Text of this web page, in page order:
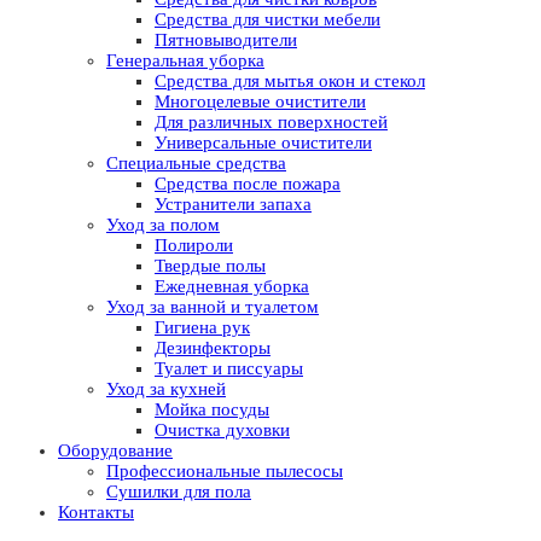
Средства для чистки мебели
Пятновыводители
Генеральная уборка
Средства для мытья окон и стекол
Многоцелевые очистители
Для различных поверхностей
Универсальные очистители
Специальные средства
Средства после пожара
Устранители запаха
Уход за полом
Полироли
Твердые полы
Ежедневная уборка
Уход за ванной и туалетом
Гигиена рук
Дезинфекторы
Туалет и писсуары
Уход за кухней
Мойка посуды
Очистка духовки
Оборудование
Профессиональные пылесосы
Сушилки для пола
Контакты